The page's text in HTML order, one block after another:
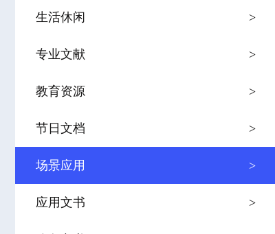
生活休闲 >
专业文献 >
教育资源 >
节日文档 >
场景应用 >
应用文书 >